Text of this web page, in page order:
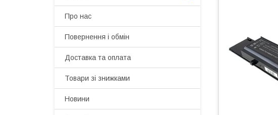
Про нас
Повернення і обмін
Доставка та оплата
Товари зі знижками
Новини